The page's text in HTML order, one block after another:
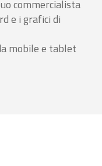
commercialista
e i grafici di
mobile e tablet